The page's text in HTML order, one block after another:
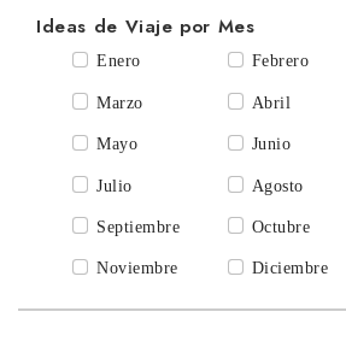
Paquetes Turísticos por Uttarakhand
Paquetes Turísticos por Varanasi